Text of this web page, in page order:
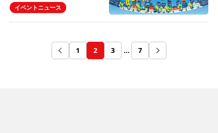
イベントニュース
1 2 3 … 7